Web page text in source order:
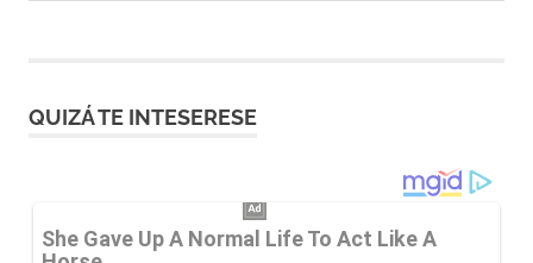
QUIZÁ TE INTESERESE